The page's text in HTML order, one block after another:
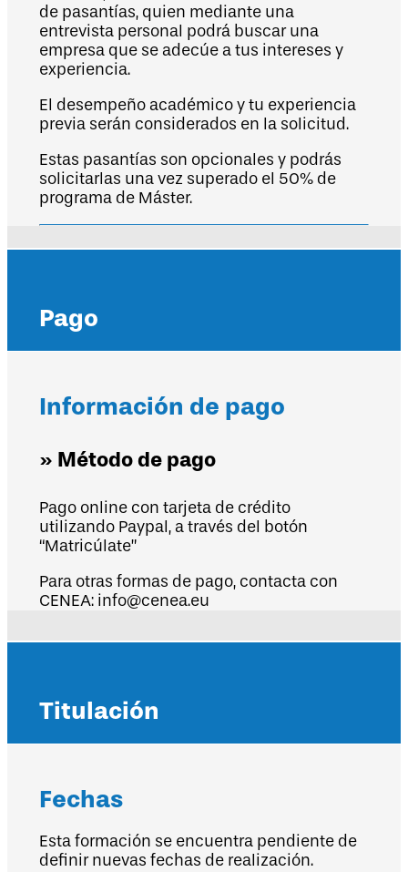
de pasantías, quien mediante una
entrevista personal podrá buscar una
empresa que se adecúe a tus intereses y
experiencia.
El desempeño académico y tu experiencia
previa serán considerados en la solicitud.
Estas pasantías son opcionales y podrás
solicitarlas una vez superado el 50% de
programa de Máster.
Pago
Información de pago
» Método de pago
Pago online con tarjeta de crédito
utilizando Paypal, a través del botón
“Matricúlate”
Para otras formas de pago, contacta con
CENEA: info@cenea.eu
Titulación
Fechas
Esta formación se encuentra pendiente de
definir nuevas fechas de realización.